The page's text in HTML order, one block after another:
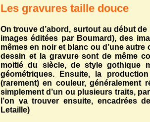
Les gravures taille douce
On trouve d’abord, surtout au début
images éditées par Boumard), des
mêmes en noir et blanc ou d’une
dessin et la gravure sont de même
moitié du siècle, de style gothique
géométriques.
Ensuite, la
(rarement) en couleur, généralement
simplement d’un ou plusieurs traits,
l’on va trouver ensuite, encadrées
Letaille)